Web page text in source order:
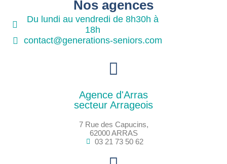
Nos agences
Du lundi au vendredi de 8h30h à
18h
contact@generations-seniors.com
Agence d'Arras
secteur Arrageois
7 Rue des Capucins,
62000 ARRAS
03 21 73 50 62